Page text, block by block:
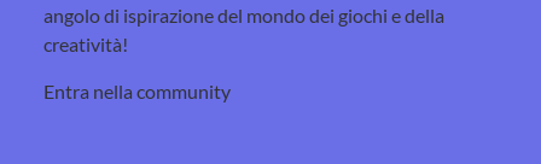
angolo di ispirazione del mondo dei giochi e della
creatività!
Entra nella community